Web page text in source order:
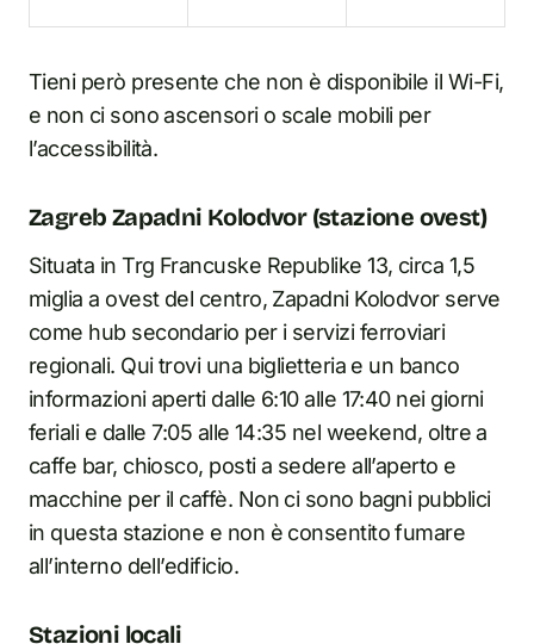
Tieni però presente che non è disponibile il Wi-Fi,
e non ci sono ascensori o scale mobili per
l’accessibilità.
Zagreb Zapadni Kolodvor (stazione ovest)
Situata in Trg Francuske Republike 13, circa 1,5
miglia a ovest del centro, Zapadni Kolodvor serve
come hub secondario per i servizi ferroviari
regionali. Qui trovi una biglietteria e un banco
informazioni aperti dalle 6:10 alle 17:40 nei giorni
feriali e dalle 7:05 alle 14:35 nel weekend, oltre a
caffe bar, chiosco, posti a sedere all’aperto e
macchine per il caffè. Non ci sono bagni pubblici
in questa stazione e non è consentito fumare
all’interno dell’edificio.
Stazioni locali